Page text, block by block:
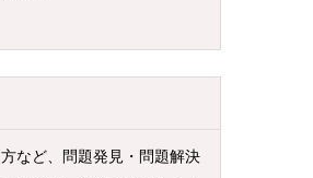
など、問題発見・問題解決